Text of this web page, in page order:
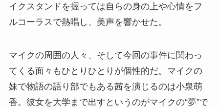
イクスタンドを握っては自らの身の上や心情をフ
ルコーラスで熱唱し、美声を響かせた。
マイクの周囲の人々、そして今回の事件に関わっ
てくる面々もひとりひとりが個性的だ。マイクの
妹で物語の語り部でもある茜を演じるのは小泉萌
香。彼女を大学まで出すというのがマイクの“夢”で